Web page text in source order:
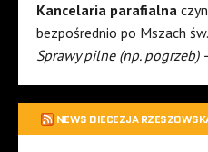
Kancelaria parafialna
bezpośrednio po Mszach św.
Sprawy pilne (np. pogrzeb)
NEWS DIECEZJA